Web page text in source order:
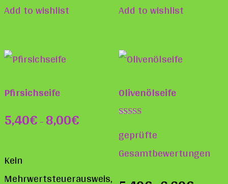
Add to wishlist Add to wishlist
Pfirsichseife
5,40€–8,00€
Kein
Mehrwertsteuerausweis,
Olivenölseife
5.00
von 5
geprüfte
Gesamtbewertungen